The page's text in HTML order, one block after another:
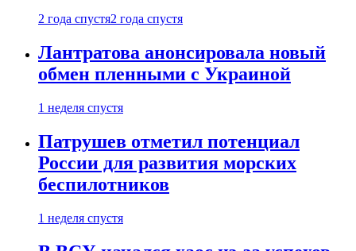
2 года спустя2 года спустя
Лантратова анонсировала новый
обмен пленными с Украиной
1 неделя спустя
Патрушев отметил потенциал
России для развития морских
беспилотников
1 неделя спустя